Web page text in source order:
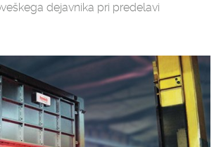
dejavnika pri predelavi